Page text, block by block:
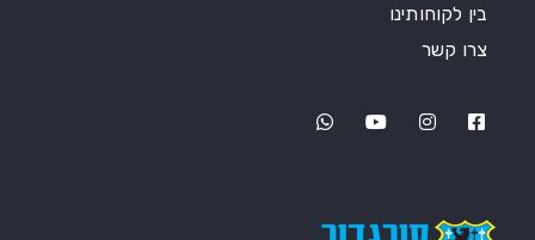
בין לקוחותינו
צרו קשר